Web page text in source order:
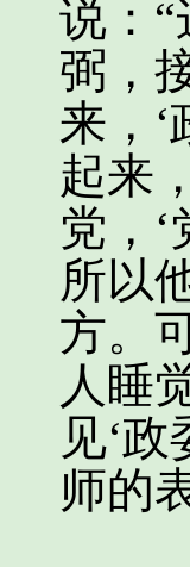
说：
弼，
来，
起来
党，
所以
方。
人睡
见‘
师的